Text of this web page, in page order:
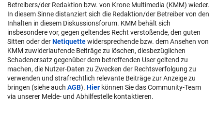
Betreibers/der Redaktion bzw. von Krone Multimedia (KMM) wieder.
In diesem Sinne distanziert sich die Redaktion/der Betreiber von den
Inhalten in diesem Diskussionsforum. KMM behält sich
insbesondere vor, gegen geltendes Recht verstoßende, den guten
Sitten oder derNetiquettewidersprechende bzw. dem Ansehen von
KMM zuwiderlaufende Beiträge zu löschen, diesbezüglichen
Schadenersatz gegenüber dem betreffenden User geltend zu
machen, die Nutzer-Daten zu Zwecken der Rechtsverfolgung zu
verwenden und strafrechtlich relevante Beiträge zur Anzeige zu
bringen (siehe auch AGB). Hier können Sie das Community-Team
via unserer Melde- und Abhilfestelle kontaktieren.